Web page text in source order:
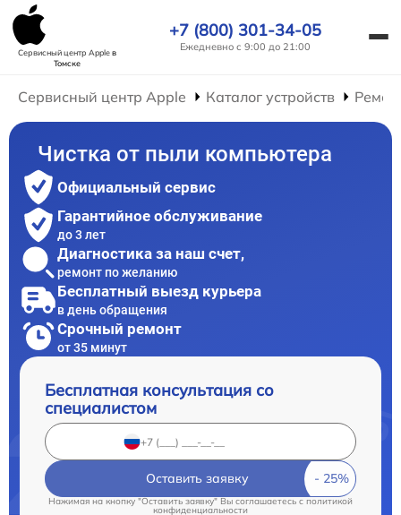
Сервисный центр Appleв
Томске
+7 (800) 301-34-05
Ежедневно с 9:00 до 21:00
Сервисный центр Apple Каталог устройств
Чистка от пыли компьютера
Официальный сервис
Гарантийное обслуживание
до 3 лет
Диагностика за наш счет,
ремонт по желанию
Бесплатный выезд курьера
в день обращения
Срочный ремонт
от 35 минут
Бесплатная консультация со
специалистом
Оставить заявку
Нажимая на кнопку "Оставить заявку" Вы соглашаетесь cполитикой
конфиденциальности